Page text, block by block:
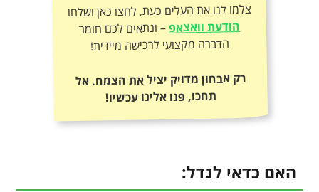
צלמו לנו את העלים כעת, לחצו כאן ושלחו
הודעת וואצאפ– ונתאים לכם חומר
הדברה מקצועי לרכישה מיידית!
רק אבחון מדויק יציל את הצמח. אל
תחכו, פנו אלינו עכשיו!
האם כדאי לגדל: